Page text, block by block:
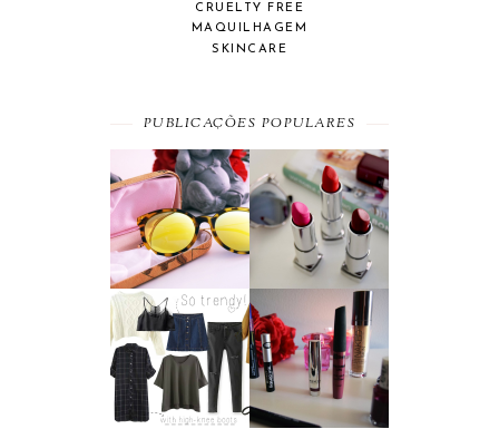
CRUELTY FREE
MAQUILHAGEM
SKINCARE
PUBLICAÇÕES POPULARES
SUMMER
ESSENTIAL
A MAYBELLINE
AFFAIR
MOST WANTED
#SEPTEMBER
BEAUTY
FAVORITES